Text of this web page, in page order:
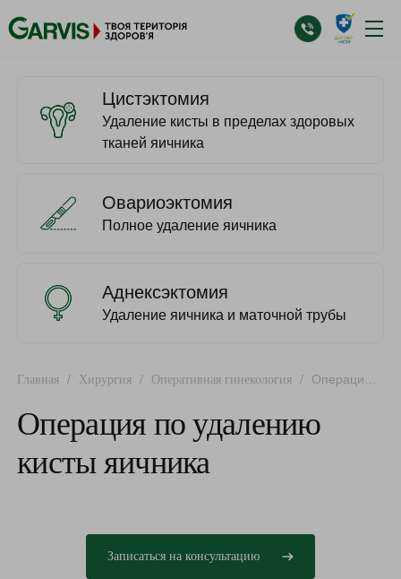
Главная / Хирургия / Оперативная гинекология /
Операция
Операция по удалению
кисты яичника
Записаться на консультацию
Цистэктомия
Удаление кисты в пределах здоровых
тканей яичника
Овариоэктомия
Полное удаление яичника
Аднексэктомия
Удаление яичника и маточной трубы